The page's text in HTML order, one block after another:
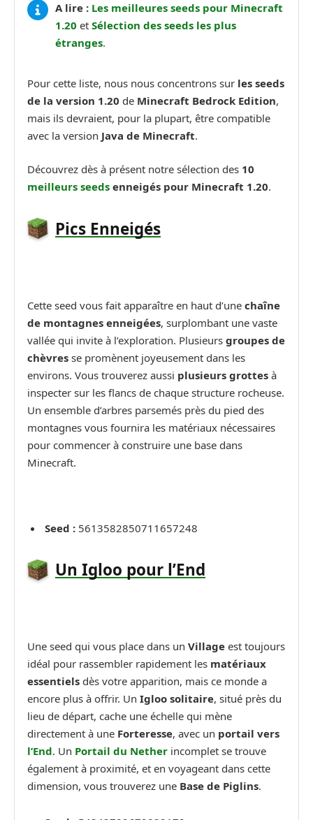
A lire : Les meilleures seeds pour Minecraft
1.20 et Sélection des seeds les plus
étranges.
Pour cette liste, nous nous concentrons sur les seeds
de la version 1.20 de Minecraft Bedrock Edition,
mais ils devraient, pour la plupart, être compatible
avec la version Java de Minecraft.
Découvrez dès à présent notre sélection des 10
meilleurs seeds enneigés pour Minecraft 1.20.
Pics Enneigés
Cette seed vous fait apparaître en haut d’une chaîne
de montagnes enneigées, surplombant une vaste
vallée qui invite à l’exploration. Plusieurs groupes de
chèvres se promènent joyeusement dans les
environs. Vous trouverez aussi plusieurs grottes à
inspecter sur les flancs de chaque structure rocheuse.
Un ensemble d’arbres parsemés près du pied des
montagnes vous fournira les matériaux nécessaires
pour commencer à construire une base dans
Minecraft.
Seed : 5613582850711657248
Un Igloo pour l’End
Une seed qui vous place dans un Village est toujours
idéal pour rassembler rapidement les matériaux
essentiels dès votre apparition, mais ce monde a
encore plus à offrir. Un Igloo solitaire, situé près du
lieu de départ, cache une échelle qui mène
directement à une Forteresse, avec un portail vers
l’End. Un Portail du Nether incomplet se trouve
également à proximité, et en voyageant dans cette
dimension, vous trouverez une Base de Piglins.